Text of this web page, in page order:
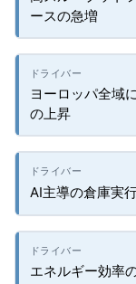
ースの急増
ヨーロッパ全域
の上昇
AI主導の倉庫実
エネルギー効率